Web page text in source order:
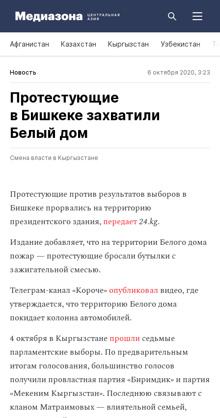
Афганистан Казахстан Кыргызстан Узбекистан
Новость 6 октября 2020, 3:23
Протестующие
в Бишкеке захватили
Белый дом
Смена власти в Кыргызстане
Протестующие против результатов выборов в
Бишкеке прорвались на территорию
президентского здания,передает24.kg.
Издание добавляет, что на территории Белого дома
пожар — протестующие бросали бутылки с
зажигательной смесью.
Телеграм-канал «Короче»опубликовал видео, где
утверждается, что территорию Белого дома
покидает колонна автомобилей.
4 октября в Кыргызстанепрошлиседьмые
парламентские выборы. По предварительным
итогам голосования, большинство голосов
получили провластная партия «Биримдик» и партия
«Мекеним Кыргызстан». Последнюю связывают с
кланом Матраимовых — влиятельной семьей,